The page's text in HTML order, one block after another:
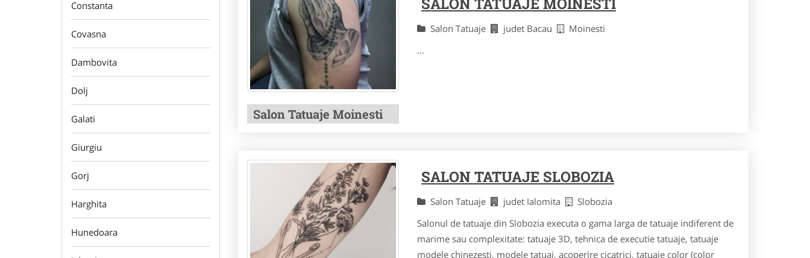
Constanta
Covasna
Dambovita
Dolj
Galati
Giurgiu
Gorj
Harghita
Hunedoara
Salon Tatuaje Moinesti
Salon Tatuaje judet Bacau
Moinesti
...
SALON TATUAJE SLOBOZIA
Salon Tatuaje judet Ialomita
Slobozia
Salonul de tatuaje din Slobozia executa o gama larga de tatuaje indiferent de
marime sau complexitate: tatuaje 3D, tehnica de executie tatuaje, tatuaje
modele chinezesti, modele tatuaj, acoperire cicatrici, tatuaje color (color